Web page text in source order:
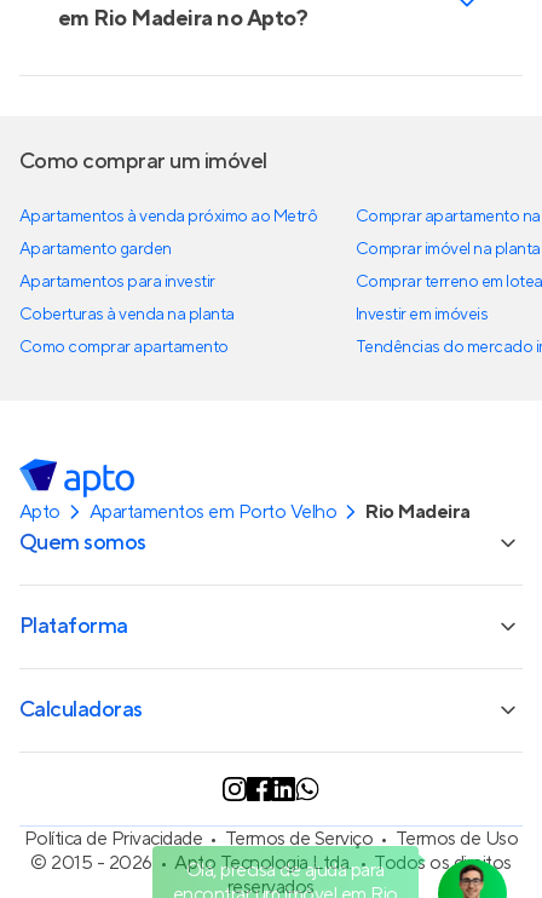
em Rio Madeira no Apto?
Olá, precisa de ajuda para
Como comprar um imóvel
Apartamentos à venda próximo ao Metrô
Apartamento garden
Apartamentos para investir
Coberturas à venda na planta
Como comprar apartamento
Comprar apartamento
Comprar imóvel na planta
Comprar terreno em
Investir em imóveis
Tendências do mercado
Apto Apartamentos em Porto Velho Rio Madeira
Quem somos
Plataforma
Calculadoras
Política de Privacidade Termos de Serviço
Termos de Uso
© 2015 - 2026
Apto Tecnologia Ltda.
Todos os direitos
reservados